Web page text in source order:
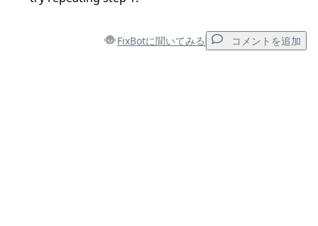
FixBotに聞いてみる コメントを追加